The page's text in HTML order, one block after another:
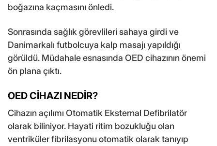
boğazına kaçmasını önledi.
Sonrasında sağlık görevlileri sahaya girdi ve
Danimarkalı futbolcuya kalp masajı yapıldığı
görüldü. Müdahale esnasında OED cihazının önemi
ön plana çıktı.
OED CİHAZI NEDİR?
Cihazın açılımı Otomatik Eksternal Defibrilatör
olarak biliniyor. Hayati ritim bozukluğu olan
ventriküler fibrilasyonu otomatik olarak tanıyıp